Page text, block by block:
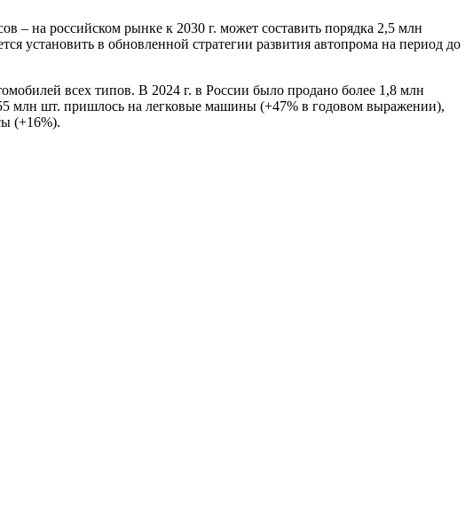
– на российском рынке к 2030 г. может составить порядка 2,5 млн
установить в обновленной стратегии развития автопрома на период до
всех типов. В 2024 г. в России было продано более 1,8 млн
млн шт. пришлось на легковые машины (+47% в годовом выражении),
(+16%).